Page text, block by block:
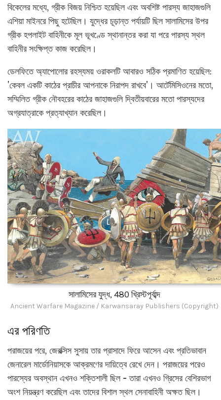
বিকেলের মধ্যে, গ্রীক বিজয় নিশ্চিত হয়েছিল এবং অবশিষ্ট পারস্য জাহাজগুলি
এশিয়া মাইনরে পিছু হটেছিল। যুদ্ধের চূড়ান্ত পর্যায়টি ছিল সালামিসের উপর
গ্রীক হপলাইট বাহিনীকে মূল ভূখণ্ডে স্থানান্তর করা যা পরে পারস্য স্থল
বাহিনীর সংক্ষিপ্ত কাজ করেছিল।
ডেলফিতে অ্যাপোলোর রহস্যময় ওরাকলটি আবারও সঠিক প্রমাণিত হয়েছিল:
'কেবল একটি কাঠের প্রাচীর আপনাকে নিরাপদ রাখবে'। আর্টেমিসিওনের মতো,
সম্মিলিত গ্রীক নৌবহরের কাঠের জাহাজগুলি দ্বিতীয়বারের মতো পারস্যদের
অগ্রযাত্রাকে প্রত্যাখ্যান করেছিল।
সালামিসের যুদ্ধ, 480 খ্রিস্টপূর্বাব্দ
Ancient Warfare Magazine / Karwansaray Publishers (Copyright)
এর পরিণতি
পরাজয়ের পরে, জেরক্সিস সুসায় তার প্রাসাদে ফিরে আসেন এবং প্রতিভাবান
জেনারেল মার্ডোনিয়াসকে আক্রমণের দায়িত্বে রেখে দেন। পরাজয়ের পরেও
পারস্যের অবস্থান এখনও শক্তিশালী ছিল - তারা এখনও গ্রিসের বেশিরভাগ
অংশ নিয়ন্ত্রণ করেছিল এবং তাদের বিশাল স্থল সেনাবাহিনী অক্ষত ছিল।